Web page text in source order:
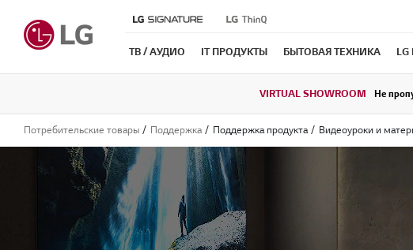
ТВ / АУДИО IT ПРОДУКТЫ БЫТОВАЯ ТЕХНИКА LG
VIRTUAL SHOWROOM Не
Потребительские товары Поддержка Поддержка продукта Видеоуроки и